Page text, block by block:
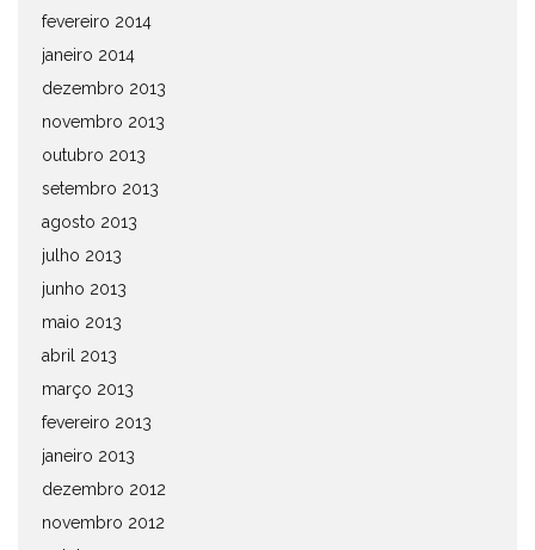
fevereiro 2014
janeiro 2014
dezembro 2013
novembro 2013
outubro 2013
setembro 2013
agosto 2013
julho 2013
junho 2013
maio 2013
abril 2013
março 2013
fevereiro 2013
janeiro 2013
dezembro 2012
novembro 2012